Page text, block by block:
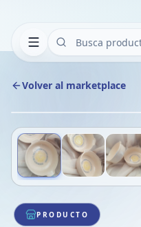
Volver al marketplace
1/3
PRODUCTO